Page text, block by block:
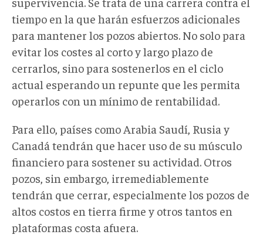
tiempo en la que harán esfuerzos adicionales
para mantener los pozos abiertos. No solo para
evitar los costes al corto y largo plazo de
cerrarlos, sino para sostenerlos en el ciclo
actual esperando un repunte que les permita
operarlos con un mínimo de rentabilidad.
Para ello, países como Arabia Saudí, Rusia y
Canadá tendrán que hacer uso de su músculo
financiero para sostener su actividad. Otros
pozos, sin embargo, irremediablemente
tendrán que cerrar, especialmente los pozos de
altos costos en tierra firme y otros tantos en
plataformas costa afuera.